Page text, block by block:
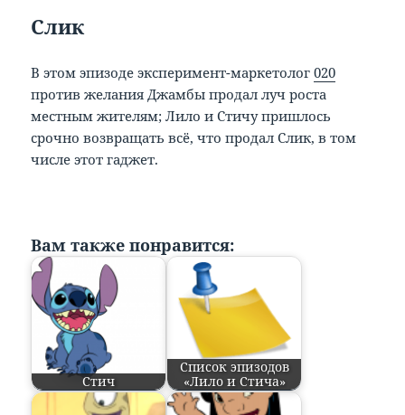
Слик
В этом эпизоде эксперимент-маркетолог020
против желания Джамбы продал луч роста
местным жителям; Лило и Стичу пришлось
срочно возвращать всё, что продал Слик, в том
числе этот гаджет.
Вам также понравится:
Стич
Список эпизодов
«Лило и Стича»